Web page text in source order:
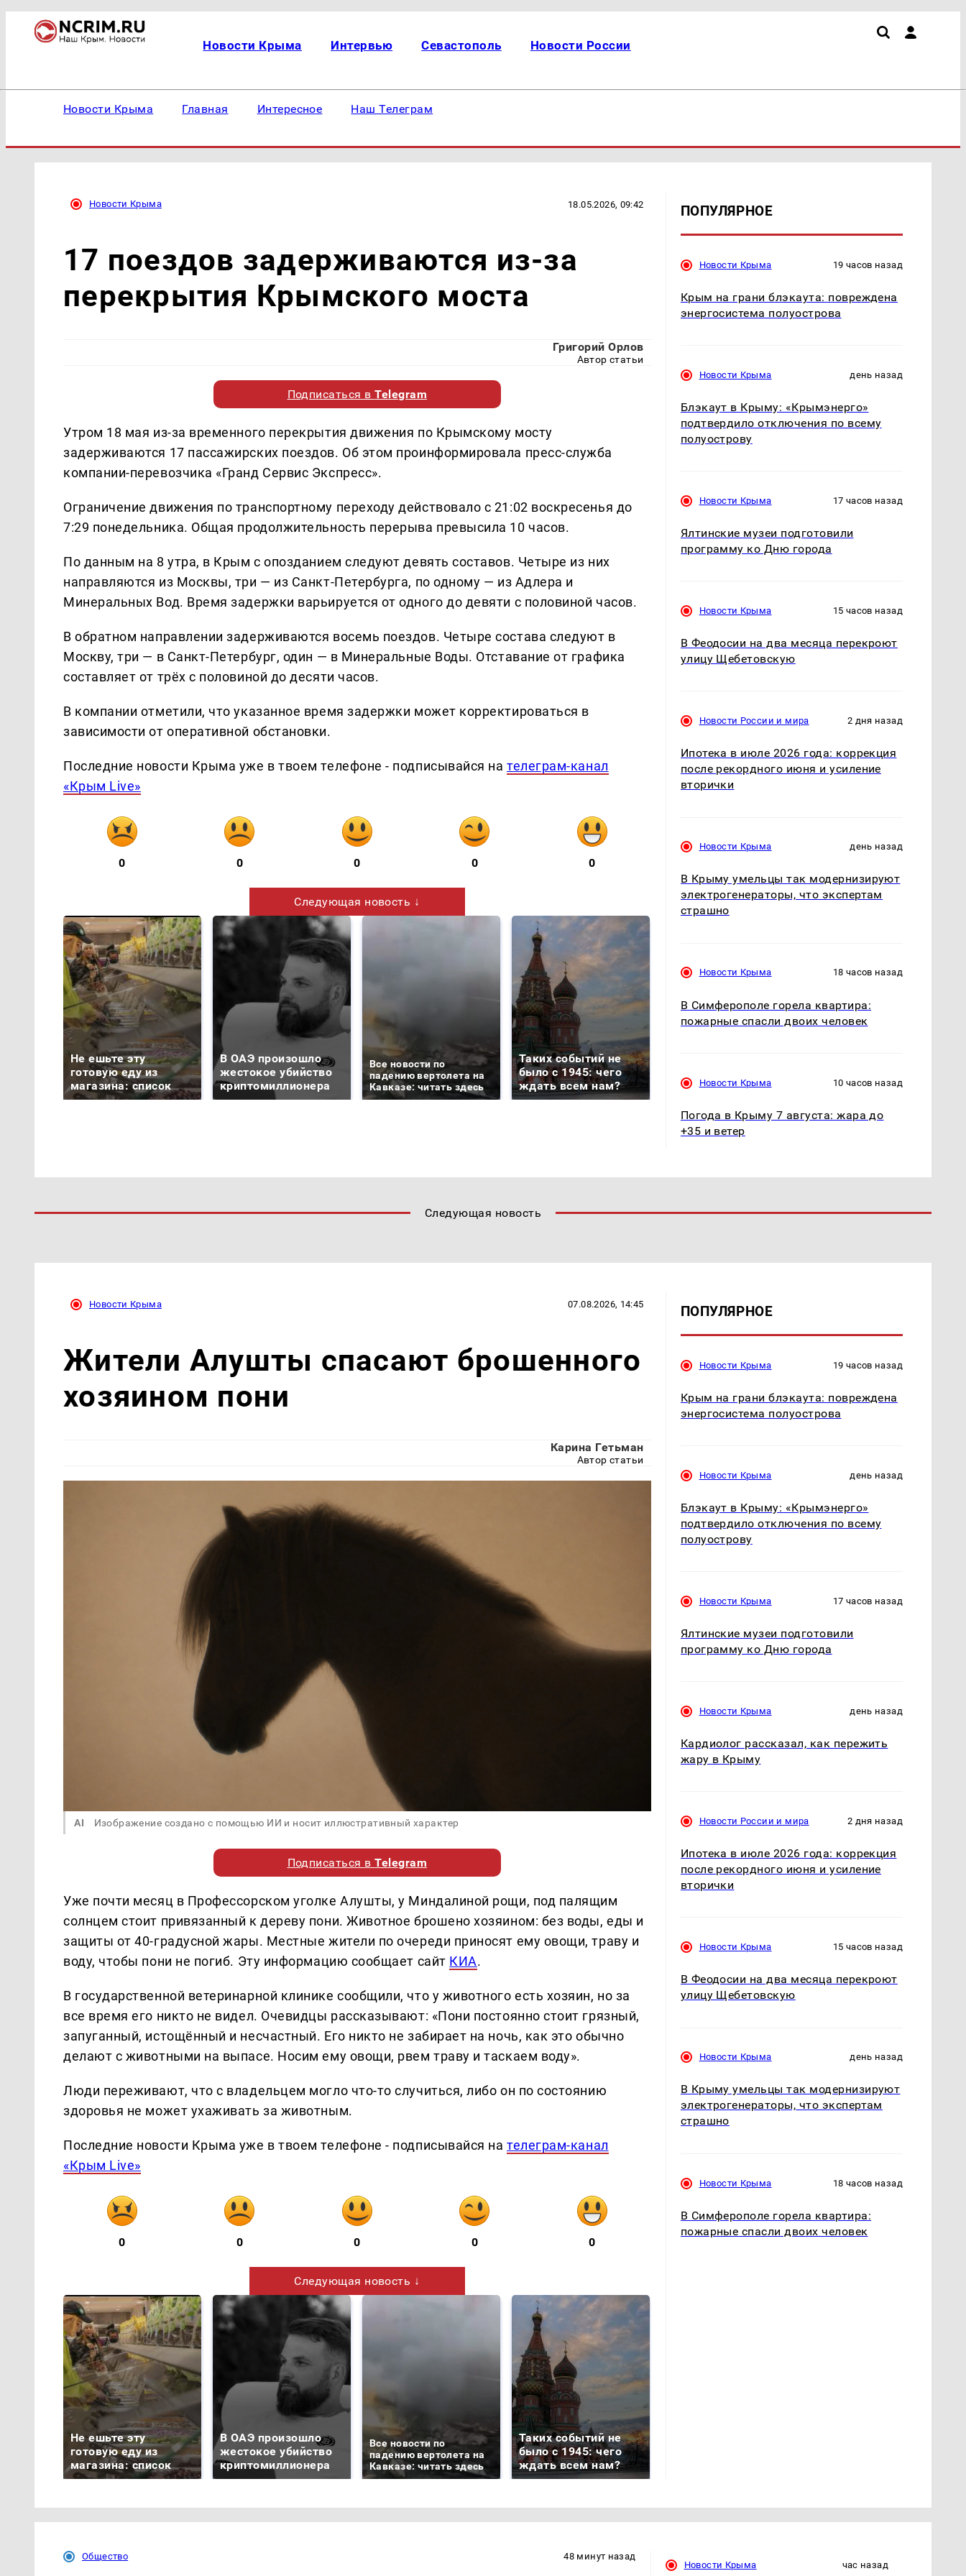
Новости Крыма Интервью Севастополь Новости России
Новости Крыма Главная Интересное Наш Телеграм
Новости Крыма 18.05.2026, 09:42
17 поездов задерживаются из-за
перекрытия Крымского моста
Григорий Орлов
Автор статьи
Подписаться вTelegram
Утром 18 мая из-за временного перекрытия движения по Крымскому мосту
задерживаются 17 пассажирских поездов. Об этом проинформировала пресс-служба
компании-перевозчика «Гранд Сервис Экспресс».
Ограничение движения по транспортному переходу действовало с 21:02 воскресенья до
7:29 понедельника. Общая продолжительность перерыва превысила 10 часов.
По данным на 8 утра, в Крым с опозданием следуют девять составов. Четыре из них
направляются из Москвы, три — из Санкт-Петербурга, по одному — из Адлера и
Минеральных Вод. Время задержки варьируется от одного до девяти с половиной часов.
В обратном направлении задерживаются восемь поездов. Четыре состава следуют в
Москву, три — в Санкт-Петербург, один — в Минеральные Воды. Отставание от графика
составляет от трёх с половиной до десяти часов.
В компании отметили, что указанное время задержки может корректироваться в
зависимости от оперативной обстановки.
Последние новости Крыма уже в твоем телефоне - подписывайся нателеграм-канал
«Крым Live»
0 0 0 0 0
Следующая новость ↓
Не ешьте эту
готовую еду из
магазина: список
В ОАЭ произошло
жестокое убийство
криптомиллионера
Все новости по
падению вертолета на
Кавказе: читать здесь
Таких событий не
было с 1945: чего
ждать всем нам?
ажиотаж из-за этого
продукта: что купить?
подожгли.
ПОПУЛЯРНОЕ
Новости Крыма 19 часов назад
Крым на грани блэкаута: повреждена
энергосистема полуострова
Новости Крыма день назад
Блэкаут в Крыму: «Крымэнерго»
подтвердило отключения по всему
полуострову
Новости Крыма 17 часов назад
Ялтинские музеи подготовили
программу ко Дню города
Новости Крыма 15 часов назад
В Феодосии на два месяца перекроют
улицу Щебетовскую
Новости России и мира 2 дня назад
Ипотека в июле 2026 года: коррекция
после рекордного июня и усиление
вторички
Новости Крыма день назад
В Крыму умельцы так модернизируют
электрогенераторы, что экспертам
страшно
Новости Крыма 18 часов назад
В Симферополе горела квартира:
пожарные спасли двоих человек
Новости Крыма 10 часов назад
Погода в Крыму 7 августа: жара до
+35 и ветер
Следующая новость
Новости Крыма 07.08.2026, 14:45
Жители Алушты спасают брошенного
хозяином пони
Карина Гетьман
Автор статьи
AI Изображение создано с помощью ИИ и носит иллюстративный характер
Подписаться вTelegram
Уже почти месяц в Профессорском уголке Алушты, у Миндалиной рощи, под палящим
солнцем стоит привязанный к дереву пони. Животное брошено хозяином: без воды, еды и
защиты от 40-градусной жары. Местные жители по очереди приносят ему овощи, траву и
воду, чтобы пони не погиб. Эту информацию сообщает сайт КИА.
В государственной ветеринарной клинике сообщили, что у животного есть хозяин, но за
все время его никто не видел. Очевидцы рассказывают: «Пони постоянно стоит грязный,
запуганный, истощённый и несчастный. Его никто не забирает на ночь, как это обычно
делают с животными на выпасе. Носим ему овощи, рвем траву и таскаем воду».
Люди переживают, что с владельцем могло что-то случиться, либо он по состоянию
здоровья не может ухаживать за животным.
Последние новости Крыма уже в твоем телефоне - подписывайся нателеграм-канал
«Крым Live»
0 0 0 0 0
Следующая новость ↓
Не ешьте эту
готовую еду из
магазина: список
В ОАЭ произошло
жестокое убийство
криптомиллионера
Все новости по
падению вертолета на
Кавказе: читать здесь
Таких событий не
было с 1945: чего
ждать всем нам?
ПОПУЛЯРНОЕ
Новости Крыма 19 часов назад
Крым на грани блэкаута: повреждена
энергосистема полуострова
Новости Крыма день назад
Блэкаут в Крыму: «Крымэнерго»
подтвердило отключения по всему
полуострову
Новости Крыма 17 часов назад
Ялтинские музеи подготовили
программу ко Дню города
Новости Крыма день назад
Кардиолог рассказал, как пережить
жару в Крыму
Новости России и мира 2 дня назад
Ипотека в июле 2026 года: коррекция
после рекордного июня и усиление
вторички
Новости Крыма 15 часов назад
В Феодосии на два месяца перекроют
улицу Щебетовскую
Новости Крыма день назад
В Крыму умельцы так модернизируют
электрогенераторы, что экспертам
страшно
Новости Крыма 18 часов назад
В Симферополе горела квартира:
пожарные спасли двоих человек
Общество
48 минут назад
Новости Крыма
час назад